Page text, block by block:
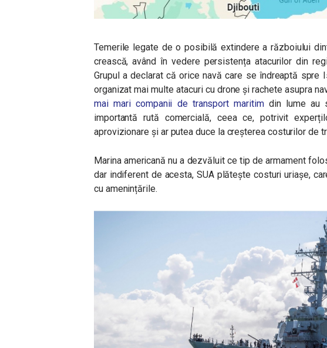
Temerile legate de o posibilă extindere a războiului
crească, având în vedere persistența atacurilor din
Grupul a declarat că orice navă care se îndreaptă spre
organizat mai multe atacuri cu drone și rachete asupra
mai mari companii de transport maritimdin lume au
importantă rută comercială, ceea ce, potrivit
aprovizionare și ar putea duce la creșterea costurilor de
Marina americană nu a dezvăluit ce tip de armament
dar indiferent de acesta, SUA plătește costuri uriașe,
cu amenințările.